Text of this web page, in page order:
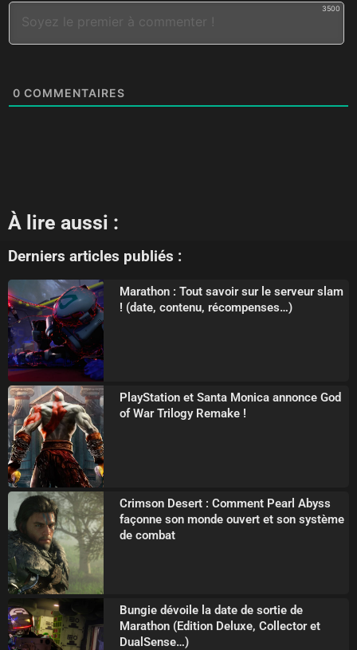
3500
0 COMMENTAIRES
À lire aussi :
Derniers articles publiés :
Marathon : Tout savoir sur le serveur slam
! (date, contenu, récompenses…)
PlayStation et Santa Monica annonce God
of War Trilogy Remake !
Crimson Desert : Comment Pearl Abyss
façonne son monde ouvert et son système
de combat
Bungie dévoile la date de sortie de
Marathon (Edition Deluxe, Collector et
DualSense…)